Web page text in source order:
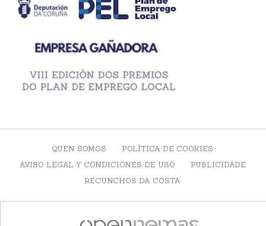
QUEN SOMOS
POLÍTICA DE COOKIES
AVISO LEGAL Y CONDICIONES DE USO
PUBLICIDADE
RECUNCHOS DA COSTA